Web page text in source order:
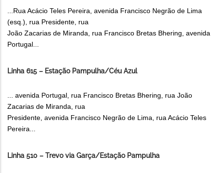
...Rua Acácio Teles Pereira, avenida Francisco Negrão de Lima
(esq.), rua Presidente, rua
João Zacarias de Miranda, rua Francisco Bretas Bhering, avenida
Portugal...
Linha 615 – Estação Pampulha/Céu Azul
... avenida Portugal, rua Francisco Bretas Bhering, rua João
Zacarias de Miranda, rua
Presidente, avenida Francisco Negrão de Lima, rua Acácio Teles
Pereira...
Linha 510 – Trevo via Garça/Estação Pampulha